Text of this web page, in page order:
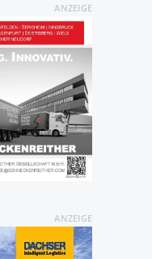
ANZEIGE
ANZEIGE